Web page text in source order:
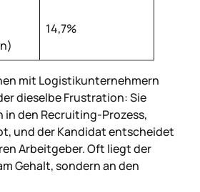
14,7%
mit Logistikunternehmern
dieselbe Frustration: Sie
in den Recruiting-Prozess,
und der Kandidat entscheidet
Arbeitgeber. Oft liegt der
Gehalt, sondern an den